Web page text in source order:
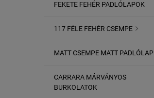
FEKETE FEHÉR PADLÓLAPOK
117 FÉLE FEHÉR CSEMPE 
MATT CSEMPE MATT PADLÓLAP
CARRARA MÁRVÁNYOS
BURKOLATOK